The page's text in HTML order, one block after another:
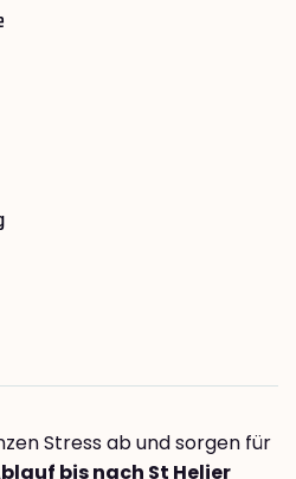
Stress ab und sorgen für
bis nach St Helier